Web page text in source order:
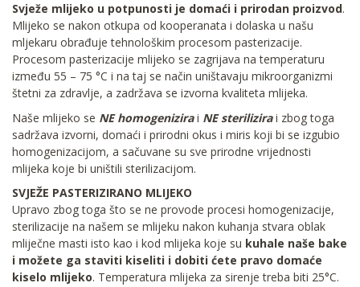
Svježe mlijeko u potpunosti je domaći i prirodan proizvod.
Mlijeko se nakon otkupa od kooperanata i dolaska u našu
mljekaru obrađuje tehnološkim procesom pasterizacije.
Procesom pasterizacije mlijeko se zagrijava na temperaturu
između 55 – 75 °C i na taj se način uništavaju mikroorganizmi
štetni za zdravlje, a zadržava se izvorna kvaliteta mlijeka.
Naše mlijeko se NE homogenizirai NE sterilizirai zbog toga
sadržava izvorni, domaći i prirodni okus i miris koji bi se izgubio
homogenizacijom, a sačuvane su sve prirodne vrijednosti
mlijeka koje bi uništili sterilizacijom.
SVJEŽE PASTERIZIRANO MLIJEKO
Upravo zbog toga što se ne provode procesi homogenizacije,
sterilizacije na našem se mlijeku nakon kuhanja stvara oblak
mliječne masti isto kao i kod mlijeka koje su kuhale naše bake
i možete ga staviti kiseliti i dobiti ćete pravo domaće
kiselo mlijeko. Temperatura mlijeka za sirenje treba biti 25°C.